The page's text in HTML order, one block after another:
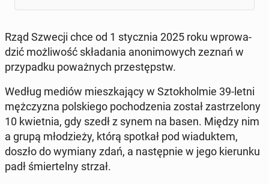
Rząd Szwecji chce od 1 stycz­nia 2025 roku wpro­wa­
dzić moż­li­wość skła­da­nia ano­ni­mo­wych zeznań w
przy­pad­ku po­waż­nych prze­stępstw.
Według mediów miesz­ka­ją­cy w Sztok­hol­mie 39-letni
męż­czy­zna pol­skie­go po­cho­dze­nia został za­strze­lo­ny
10 kwiet­nia, gdy szedł z synem na basen. Między nim
a grupą mło­dzie­ży, którą spotkał pod wia­duk­tem,
doszło do wymiany zdań, a na­stęp­nie w jego kie­run­ku
padł śmier­tel­ny strzał.